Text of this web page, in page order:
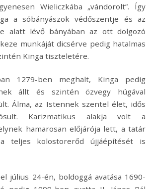
Wieliczkába „vándorolt”. Így
a sóbányászok védőszentje és az
alatt lévő bányában az ott dolgozó
munkáját dicsérve pedig hatalmas
Kinga tiszteletére.
1279-ben meghalt, Kinga pedig
állt és szintén özvegy húgával
Álma, az Istennek szentel élet, idős
Karizmatikus alakja volt a
hamarosan előjárója lett, a tatár
teljes kolostorerőd újjáépítését is
július 24-én, boldoggá avatása 1690-